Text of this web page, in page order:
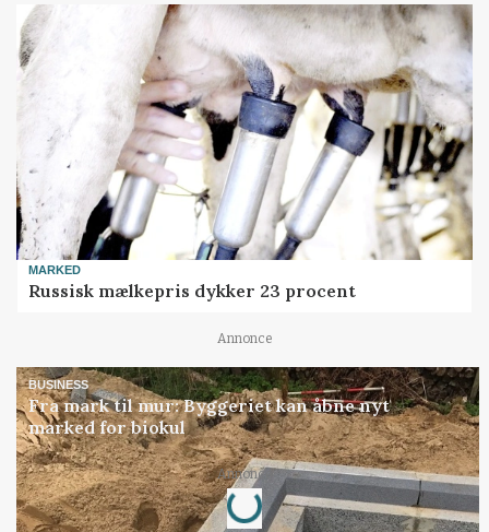
MARKED
Russisk mælkepris dykker 23 procent
Annonce
BUSINESS
Fra mark til mur: Byggeriet kan åbne nyt
marked for biokul
Annonce
Loading...